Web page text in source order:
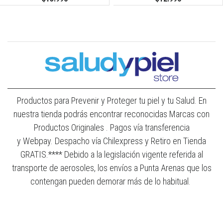
Productos para Prevenir y Proteger tu piel y tu Salud. En
nuestra tienda podrás encontrar reconocidas Marcas con
Productos Originales . Pagos vía transferencia
y Webpay. Despacho vía Chilexpress y Retiro en Tienda
GRATIS.**** Debido a la legislación vigente referida al
transporte de aerosoles, los envíos a Punta Arenas que los
contengan pueden demorar más de lo habitual.